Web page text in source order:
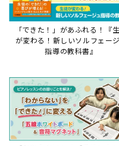
サイトからのお知
2026年8月6日
8月6日障害発生のお